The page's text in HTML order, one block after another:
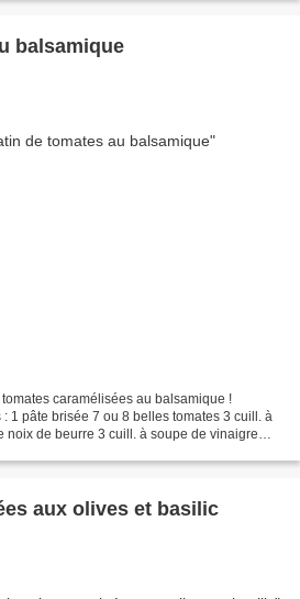
balsamique
caramélisées au balsamique !
1 pâte brisée 7 ou 8 belles tomates 3 cuill. à
noix de beurre 3 cuill. à soupe de vinaigre
aux olives et basilic